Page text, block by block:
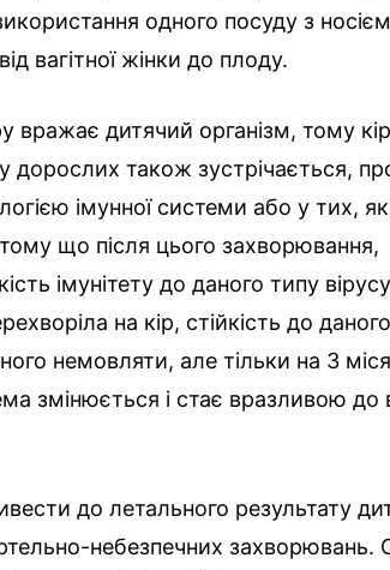
одного посуду з носієм
вагітної жінки до плоду.
вражає дитячий організм, тому
дорослих також зустрічається,
імунної системи або у тих,
тому що після цього захворювання,
імунітету до даного типу
на кір, стійкість до
немовляти, але тільки на 3
змінюється і стає вразливою до
до летального результату
небезпечних захворювань.